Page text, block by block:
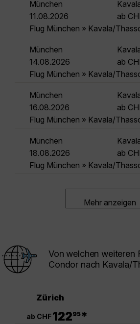
München
11.08.2026
ab
Flug München » Kavala/
München
14.08.2026
ab
Flug München » Kavala/
München
16.08.2026
ab
Flug München » Kavala/
München
18.08.2026
ab
Flug München » Kavala/
Mehr anzeigen
Von welchen weiteren
Condor nach Kavala/
Zürich
ab CHF12295*